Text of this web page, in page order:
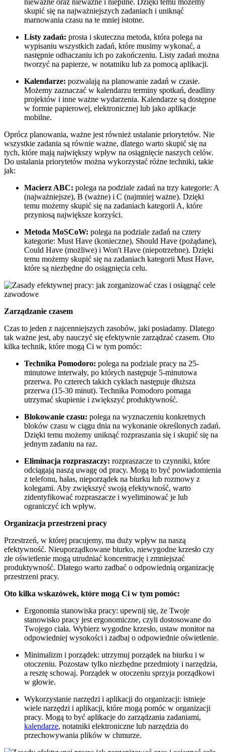
skupić się na najważniejszych zadaniach i uniknąć
marnowania czasu na te mniej istotne.
Listy zadań: prosta i skuteczna metoda, która polega na
wypisaniu wszystkich zadań, które musimy wykonać, a
następnie odhaczaniu ich po zakończeniu. Listy zadań można
tworzyć na papierze, w notatniku lub za pomocą aplikacji.
Kalendarze: pozwalają na planowanie zadań w czasie.
Możemy zaznaczać w kalendarzu terminy spotkań, deadliny
projektów i inne ważne wydarzenia. Kalendarze są dostępne
w formie papierowej, elektronicznej lub jako aplikacje
mobilne.
Oprócz planowania, ważne jest również ustalanie priorytetów. Nie
wszystkie zadania są równie ważne, dlatego warto skupić się na
tych, które mają największy wpływ na osiągnięcie naszych celów.
Do ustalania priorytetów można wykorzystać różne techniki, takie
jak:
Macierz ABC: polega na podziale zadań na trzy kategorie: A
(najważniejsze), B (ważne) i C (najmniej ważne). Dzięki
temu możemy skupić się na zadaniach kategorii A, które
przyniosą największe korzyści.
Metoda MoSCoW: polega na podziale zadań na cztery
kategorie: Must Have (konieczne), Should Have (pożądane),
Could Have (możliwe) i Won't Have (niepotrzebne). Dzięki
temu możemy skupić się na zadaniach kategorii Must Have,
które są niezbędne do osiągnięcia celu.
Zarządzanie czasem
Czas to jeden z najcenniejszych zasobów, jaki posiadamy. Dlatego
tak ważne jest, aby nauczyć się efektywnie zarządzać czasem. Oto
kilka technik, które mogą Ci w tym pomóc:
Technika Pomodoro: polega na podziale pracy na 25-
minutowe interwały, po których następuje 5-minutowa
przerwa. Po czterech takich cyklach następuje dłuższa
przerwa (15-30 minut). Technika Pomodoro pomaga
utrzymać skupienie i zwiększyć produktywność.
Blokowanie czasu: polega na wyznaczeniu konkretnych
bloków czasu w ciągu dnia na wykonanie określonych zadań.
Dzięki temu możemy uniknąć rozpraszania się i skupić się na
jednym zadaniu na raz.
Eliminacja rozpraszaczy: rozpraszacze to czynniki, które
odciągają naszą uwagę od pracy. Mogą to być powiadomienia
z telefonu, hałas, nieporządek na biurku lub rozmowy z
kolegami. Aby zwiększyć swoją efektywność, warto
zidentyfikować rozpraszacze i wyeliminować je lub
ograniczyć ich wpływ.
Organizacja przestrzeni pracy
Przestrzeń, w której pracujemy, ma duży wpływ na naszą
efektywność. Nieuporządkowane biurko, niewygodne krzesło czy
złe oświetlenie mogą utrudniać koncentrację i zmniejszać
produktywność. Dlatego warto zadbać o odpowiednią organizację
przestrzeni pracy.
Oto kilka wskazówek, które mogą Ci w tym pomóc:
Ergonomia stanowiska pracy: upewnij się, że Twoje
stanowisko pracy jest ergonomiczne, czyli dostosowane do
Twojego ciała. Wybierz wygodne krzesło, ustaw monitor na
odpowiedniej wysokości i zadbaj o odpowiednie oświetlenie.
Minimalizm i porządek: utrzymuj porządek na biurku i w
otoczeniu. Pozostaw tylko niezbędne przedmioty i narzędzia,
a resztę schowaj. Porządek w otoczeniu sprzyja porządkowi
w głowie.
Wykorzystanie narzędzi i aplikacji do organizacji: istnieje
wiele narzędzi i aplikacji, które mogą pomóc w organizacji
pracy. Mogą to być aplikacje do zarządzania zadaniami,
kalendarze, notatniki elektroniczne lub narzędzia do
przechowywania plików w chmurze.